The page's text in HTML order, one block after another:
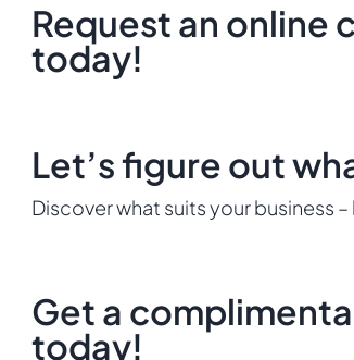
Request an online
today!
Let’s figure out
Discover what suits your business
Get a
today!